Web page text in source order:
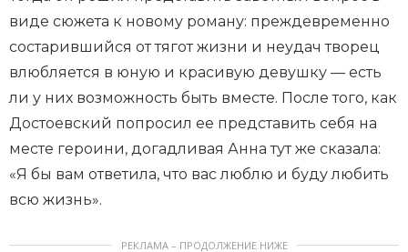
виде сюжета к новому роману: преждевременно
состарившийся от тягот жизни и неудач творец
влюбляется в юную и красивую девушку — есть
ли у них возможность быть вместе. После того, как
Достоевский попросил ее представить себя на
месте героини, догадливая Анна тут же сказала:
«Я бы вам ответила, что вас люблю и буду любить
всю жизнь».
РЕКЛАМА – ПРОДОЛЖЕНИЕ НИЖЕ